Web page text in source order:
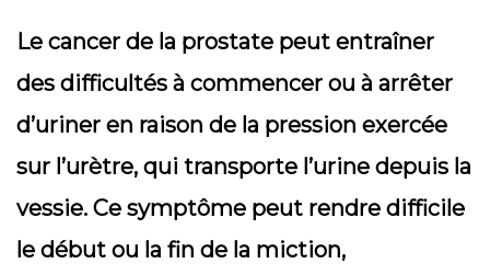
Le cancer de la prostate peut entraîner
des difficultés à commencer ou à arrêter
d’uriner en raison de la pression exercée
sur l’urètre, qui transporte l’urine depuis la
vessie. Ce symptôme peut rendre difficile
le début ou la fin de la miction,